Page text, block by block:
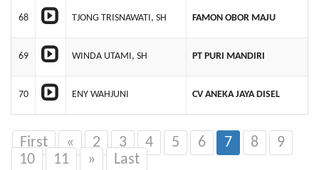
68 TJONG TRISNAWATI, SH FAMON OBOR MAJU
69 WINDA UTAMI, SH PT PURI MANDIRI
70 ENY WAHJUNI CV ANEKA JAYA DISEL
First « 2 3 4 5 6 7 8
9
10
11 » Last